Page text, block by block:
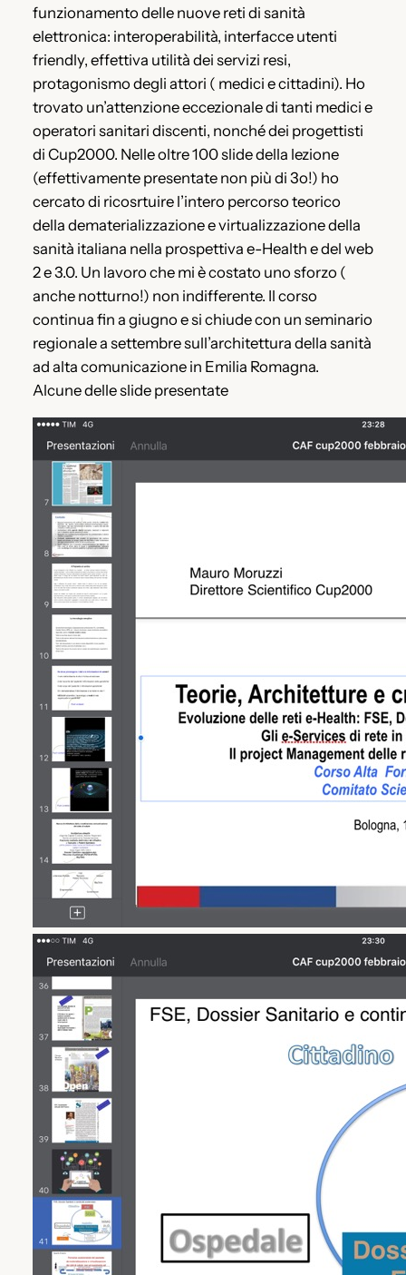
funzionamento delle nuove reti di sanità
elettronica: interoperabilità, interfacce utenti
friendly, effettiva utilità dei servizi resi,
protagonismo degli attori ( medici e cittadini). Ho
trovato un’attenzione eccezionale di tanti medici e
operatori sanitari discenti, nonché dei progettisti
di Cup2000. Nelle oltre 100 slide della lezione
(effettivamente presentate non più di 3o!) ho
cercato di ricosrtuire l’intero percorso teorico
della dematerializzazione e virtualizzazione della
sanità italiana nella prospettiva e-Health e del web
2 e 3.0. Un lavoro che mi è costato uno sforzo (
anche notturno!) non indifferente. Il corso
continua fin a giugno e si chiude con un seminario
regionale a settembre sull’architettura della sanità
ad alta comunicazione in Emilia Romagna.
Alcune delle slide presentate